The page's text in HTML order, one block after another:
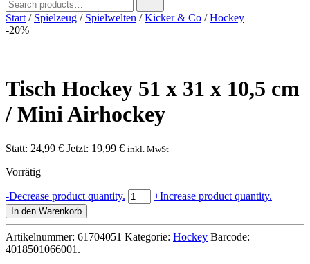
for:
Start / Spielzeug / Spielwelten /Kicker & Co /Hockey
-20%
Tisch Hockey 51 x 31 x 10,5 cm
/ Mini Airhockey
Statt: 24,99€ Ursprünglicher
Jetzt: 19,99 €Aktueller
inkl. MwSt
Vorrätig
-Decrease product quantity. Tisch
Hockey
x
31
+Increase product quantity.
In den Warenkorb
Artikelnummer: 61704051 Kategorie: Hockey Barcode:
4018501066001 .